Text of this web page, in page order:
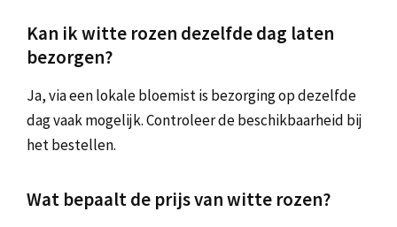
Kan ik witte rozen dezelfde dag laten
bezorgen?
Ja, via een lokale bloemist is bezorging op dezelfde
dag vaak mogelijk. Controleer de beschikbaarheid bij
het bestellen.
Wat bepaalt de prijs van witte rozen?